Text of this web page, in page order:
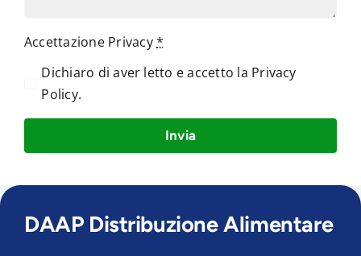
Accettazione Privacy*
Dichiaro di aver letto e accetto la Privacy
Policy.
Invia
DAAP Distribuzione Alimentare